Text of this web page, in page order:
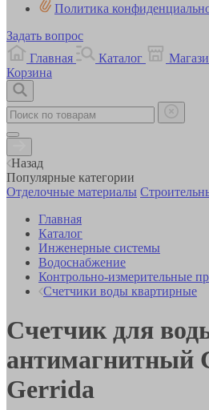
Политика
Задать вопрос
Главная
Каталог
Корзина
Назад
Популярные категории
Отделочные материалы
Главная
Каталог
Инженерные системы
Водоснабжение
Контрольно-измерительные
Счетчики воды квартирные
Счетчик для
антимагнитный
Gerrida